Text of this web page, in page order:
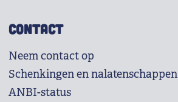
CONTACT
Neem contact op
Schenkingen en nalatenschappen
ANBI-status